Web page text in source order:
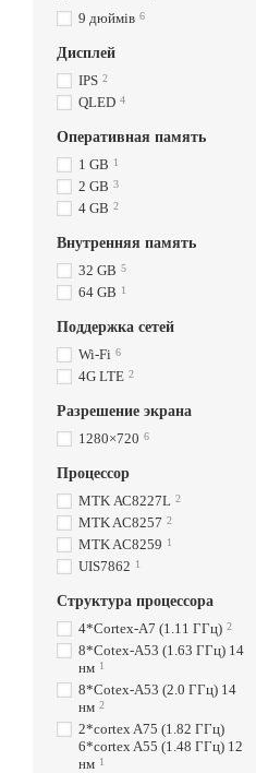
9 дюймів 6
Дисплей
IPS 2
QLED 4
Оперативная память
1 GB 1
2 GB 3
4 GB 2
Внутренняя память
32 GB 5
64 GB 1
Поддержка сетей
Wi-Fi 6
4G LTE 2
Разрешение экрана
1280×720 6
Процессор
МТK АС8227L 2
MTK AC8257 2
MTK AC8259 1
UIS7862 1
Структура процессора
4*Cortex-A7 (1.11 ГГц) 2
8*Cotex-A53 (1.63 ГГц) 14
нм 1
8*Cotex-A53 (2.0 ГГц) 14
нм 2
2*cortex A75 (1.82 ГГц)
6*cortex A55 (1.48 ГГц) 12
нм 1